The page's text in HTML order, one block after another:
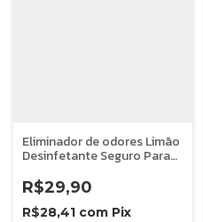
Eliminador de odores Limão
Desinfetante Seguro Para
R$29,90
R$28,41 com Pix